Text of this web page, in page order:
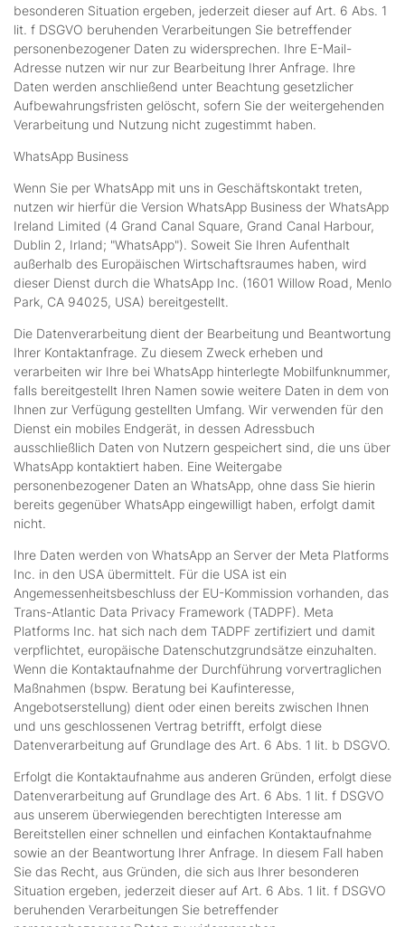
besonderen Situation ergeben, jederzeit dieser auf Art. 6 Abs. 1
lit. f DSGVO beruhenden Verarbeitungen Sie betreffender
personenbezogener Daten zu widersprechen. Ihre E-Mail-
Adresse nutzen wir nur zur Bearbeitung Ihrer Anfrage. Ihre
Daten werden anschließend unter Beachtung gesetzlicher
Aufbewahrungsfristen gelöscht, sofern Sie der weitergehenden
Verarbeitung und Nutzung nicht zugestimmt haben.
WhatsApp Business
Wenn Sie per WhatsApp mit uns in Geschäftskontakt treten,
nutzen wir hierfür die Version WhatsApp Business der WhatsApp
Ireland Limited (4 Grand Canal Square, Grand Canal Harbour,
Dublin 2, Irland; "WhatsApp"). Soweit Sie Ihren Aufenthalt
außerhalb des Europäischen Wirtschaftsraumes haben, wird
dieser Dienst durch die WhatsApp Inc. (1601 Willow Road, Menlo
Park, CA 94025, USA) bereitgestellt.
Die Datenverarbeitung dient der Bearbeitung und Beantwortung
Ihrer Kontaktanfrage. Zu diesem Zweck erheben und
verarbeiten wir Ihre bei WhatsApp hinterlegte Mobilfunknummer,
falls bereitgestellt Ihren Namen sowie weitere Daten in dem von
Ihnen zur Verfügung gestellten Umfang. Wir verwenden für den
Dienst ein mobiles Endgerät, in dessen Adressbuch
ausschließlich Daten von Nutzern gespeichert sind, die uns über
WhatsApp kontaktiert haben. Eine Weitergabe
personenbezogener Daten an WhatsApp, ohne dass Sie hierin
bereits gegenüber WhatsApp eingewilligt haben, erfolgt damit
nicht.
Ihre Daten werden von WhatsApp an Server der Meta Platforms
Inc. in den USA übermittelt. Für die USA ist ein
Angemessenheitsbeschluss der EU-Kommission vorhanden, das
Trans-Atlantic Data Privacy Framework (TADPF). Meta
Platforms Inc. hat sich nach dem TADPF zertifiziert und damit
verpflichtet, europäische Datenschutzgrundsätze einzuhalten.
Wenn die Kontaktaufnahme der Durchführung vorvertraglichen
Maßnahmen (bspw. Beratung bei Kaufinteresse,
Angebotserstellung) dient oder einen bereits zwischen Ihnen
und uns geschlossenen Vertrag betrifft, erfolgt diese
Datenverarbeitung auf Grundlage des Art. 6 Abs. 1 lit. b DSGVO.
Erfolgt die Kontaktaufnahme aus anderen Gründen, erfolgt diese
Datenverarbeitung auf Grundlage des Art. 6 Abs. 1 lit. f DSGVO
aus unserem überwiegenden berechtigten Interesse am
Bereitstellen einer schnellen und einfachen Kontaktaufnahme
sowie an der Beantwortung Ihrer Anfrage. In diesem Fall haben
Sie das Recht, aus Gründen, die sich aus Ihrer besonderen
Situation ergeben, jederzeit dieser auf Art. 6 Abs. 1 lit. f DSGVO
beruhenden Verarbeitungen Sie betreffender